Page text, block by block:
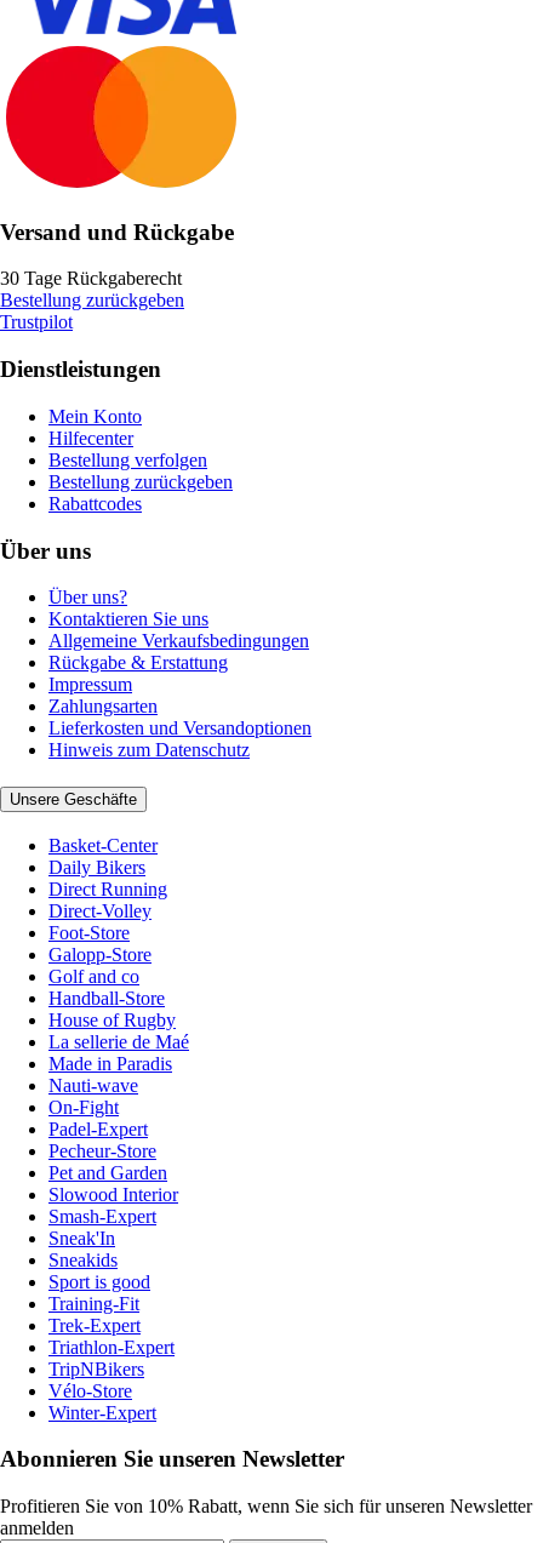
Versand und Rückgabe
30 Tage Rückgaberecht
Bestellung zurückgeben
Trustpilot
Dienstleistungen
Mein Konto
Hilfecenter
Bestellung verfolgen
Bestellung zurückgeben
Rabattcodes
Über uns
Über uns?
Kontaktieren Sie uns
Allgemeine Verkaufsbedingungen
Rückgabe & Erstattung
Impressum
Zahlungsarten
Lieferkosten und Versandoptionen
Hinweis zum Datenschutz
Unsere Geschäfte
Basket-Center
Daily Bikers
Direct Running
Direct-Volley
Foot-Store
Galopp-Store
Golf and co
Handball-Store
House of Rugby
La sellerie de Maé
Made in Paradis
Nauti-wave
On-Fight
Padel-Expert
Pecheur-Store
Pet and Garden
Slowood Interior
Smash-Expert
Sneak'In
Sneakids
Sport is good
Training-Fit
Trek-Expert
Triathlon-Expert
TripNBikers
Vélo-Store
Winter-Expert
Abonnieren Sie unseren Newsletter
Profitieren Sie von 10% Rabatt, wenn Sie sich für unseren Newsletter
anmelden